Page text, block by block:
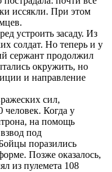
иссякли. При этом
устроить засаду. Из
солдат. Но теперь и у
сержант продолжил
окружить, но
и направление
сил,
человек. Когда у
на помощь
под
поразились
Позже оказалось,
из пулемета 108